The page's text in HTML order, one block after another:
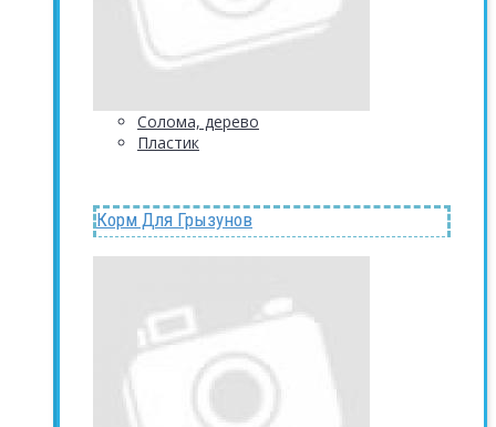
Солома, дерево
Пластик
Корм Для Грызунов